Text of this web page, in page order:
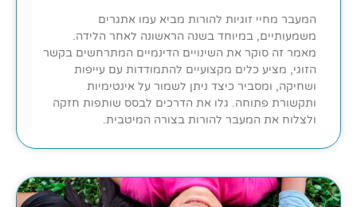
המעבר מחיי זוגיות להורות מביא עמו אתגרים
משמעותיים, במיוחד בשנה הראשונה לאחר הלידה.
מאמר זה סוקר את השינויים הדינמיים המתרחשים בקשר
הזוגי, מציע כלים מקצועיים להתמודדות עם עייפות
ושחיקה, ומסביר כיצד ניתן לשמור על אינטימיות
ותקשורת פתוחה. גלו את הדרכים לבסס שותפות חזקה
ולצלוח את המעבר להורות בצורה המיטבית.